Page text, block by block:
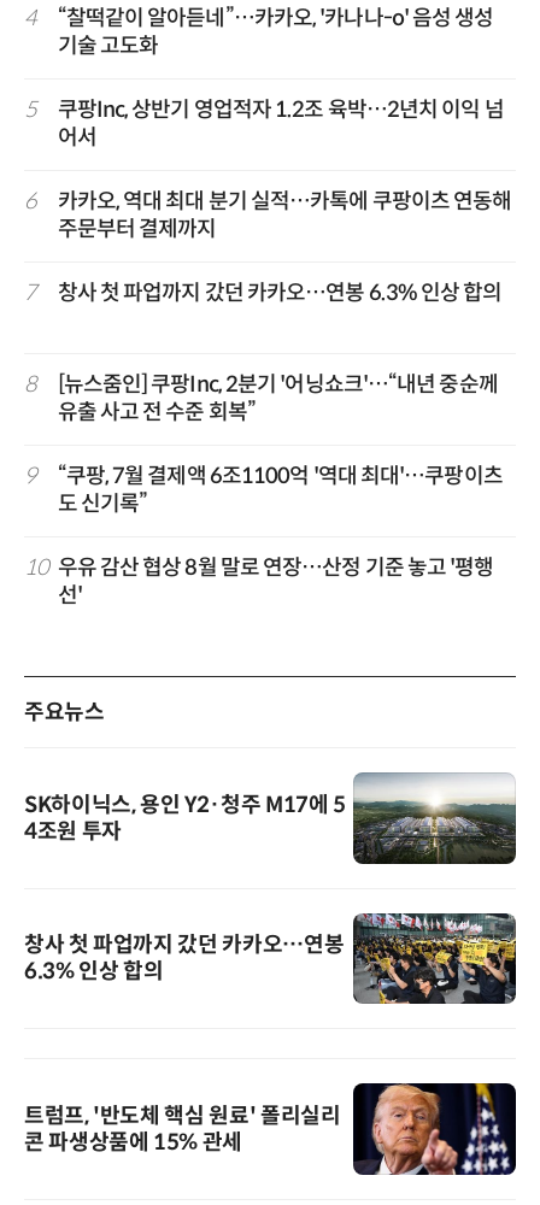
4
“찰떡같이 알아듣네”…카카오, '카나나-o' 음성 생성
기술 고도화
5
쿠팡Inc, 상반기 영업적자 1.2조 육박…2년치 이익 넘
어서
6
카카오, 역대 최대 분기 실적…카톡에 쿠팡이츠 연동해
주문부터 결제까지
7 창사 첫 파업까지 갔던 카카오…연봉 6.3% 인상 합의
8
[뉴스줌인] 쿠팡Inc, 2분기 '어닝쇼크'…“내년 중순께
유출 사고 전 수준 회복”
9
“쿠팡, 7월 결제액 6조1100억 '역대 최대'…쿠팡이츠
도 신기록”
10 우유 감산 협상 8월 말로 연장…산정 기준 놓고 '평행
선'
주요뉴스
SK하이닉스, 용인 Y2·청주 M17에 5
4조원 투자
창사 첫 파업까지 갔던 카카오…연봉
6.3% 인상 합의
트럼프, '반도체 핵심 원료' 폴리실리
콘 파생상품에 15% 관세